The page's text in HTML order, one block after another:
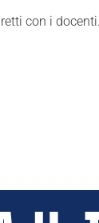
con i docenti.